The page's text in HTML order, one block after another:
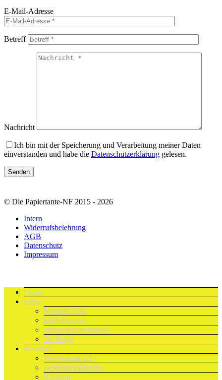
E-Mail-Adresse
Betreff
Nachricht
Ich bin mit der Speicherung und Verarbeitung meiner Daten
einverstanden und habe die Datenschutzerklärung gelesen.
© Die Papiertante-NF 2015 - 2026
Intern
Widerrufsbelehrung
AGB
Datenschutz
Impressum
Home
Infos
Stampin’ Up!
EPB Rechner
Infothek/Downloads
On Stage
Bestellen
Wie bestelle ich?
Bestellanforderung
Kataloge